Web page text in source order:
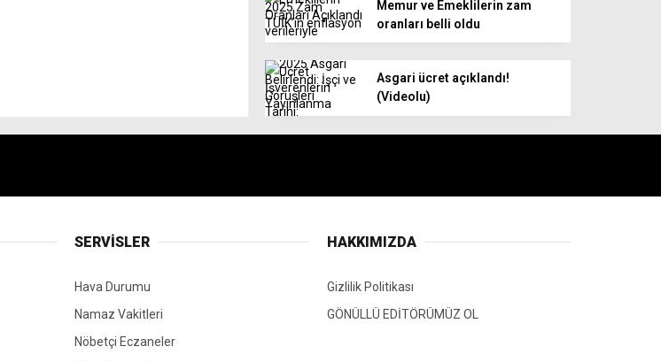
oranları belli oldu
(Videolu)
Namaz Vakitleri
Nöbetçi Eczaneler
Puan Durumları
GÖNÜLLÜ EDİTÖRÜMÜZ OL